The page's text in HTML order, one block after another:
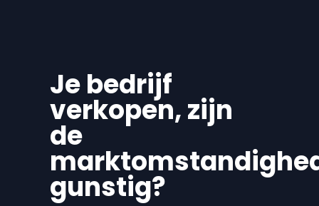
Je bedrijf
verkopen, zijn
de
gunstig?